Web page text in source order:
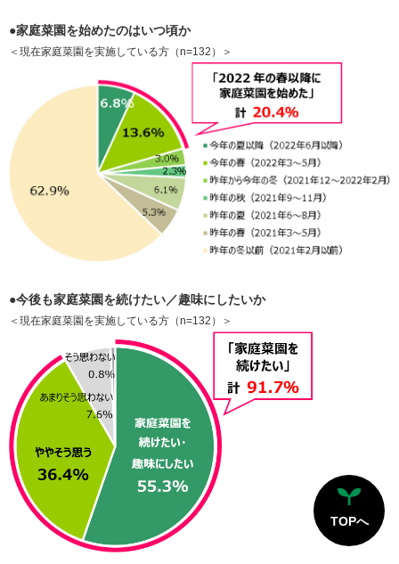
●家庭菜園を始めたのはいつ頃か
＜現在家庭菜園を実施している方（n=132）＞
●今後も家庭菜園を続けたい／趣味にしたいか
＜現在家庭菜園を実施している方（n=132）＞
TOPへ